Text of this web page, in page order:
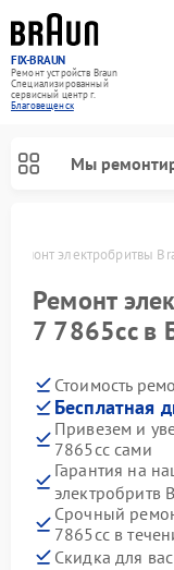
FIX-BRAUN
Ремонт устройств Braun
Специализированный
cервисный центр г.
Благовещенск
Мы
Ремонт электробритвы
Ремонт
7 7865cc в
Стоимость
Бесплатная
Привезем и
7865cc сами
Гарантия на
электробритв
Срочный
7865cc в
Скидка для